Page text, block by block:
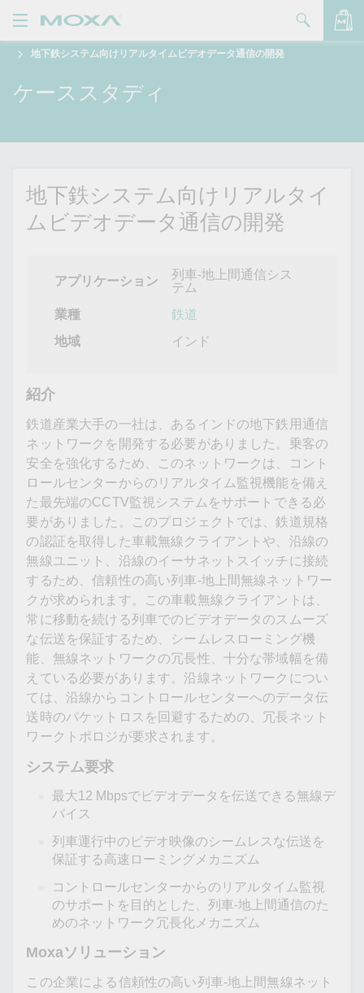
品
リューション
について
ートナー・ゾーン
地下鉄システム向けリアルタイムビデオデータ通信の開発
ケーススタディ
地下鉄システム向けリアルタイ
ムビデオデータ通信の開発
アプリケーション
列車-地上間通信シス
テム
業種
鉄道
地域
インド
紹介
鉄道産業大手の一社は、あるインドの地下鉄用通信
ネットワークを開発する必要がありました。乗客の
安全を強化するため、このネットワークは、コント
ロールセンターからのリアルタイム監視機能を備え
た最先端のCCTV監視システムをサポートできる必
要がありました。このプロジェクトでは、鉄道規格
の認証を取得した車載無線クライアントや、沿線の
無線ユニット、沿線のイーサネットスイッチに接続
するため、信頼性の高い列車-地上間無線ネットワー
クが求められます。この車載無線クライアントは、
常に移動を続ける列車でのビデオデータのスムーズ
な伝送を保証するため、シームレスローミング機
能、無線ネットワークの冗長性、十分な帯域幅を備
えている必要があります。沿線ネットワークについ
ては、沿線からコントロールセンターへのデータ伝
送時のパケットロスを回避するための、冗長ネット
ワークトポロジが要求されます。
システム要求
最大12 Mbpsでビデオデータを伝送できる無線デ
バイス
列車運行中のビデオ映像のシームレスな伝送を
保証する高速ローミングメカニズム
コントロールセンターからのリアルタイム監視
のサポートを目的とした、列車-地上間通信のた
めのネットワーク冗長化メカニズム
Moxaソリューション
この企業による信頼性の高い列車-地上間無線ネット
バッグを見る